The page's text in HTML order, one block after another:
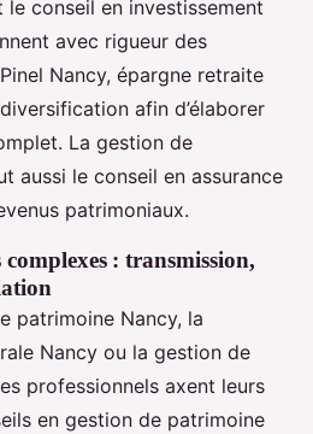
le conseil en investissement
avec rigueur des
Nancy, épargne retraite
afin d’élaborer
La gestion de
aussi le conseil en assurance
patrimoniaux.
: transmission,
patrimoine Nancy, la
Nancy ou la gestion de
professionnels axent leurs
en gestion de patrimoine